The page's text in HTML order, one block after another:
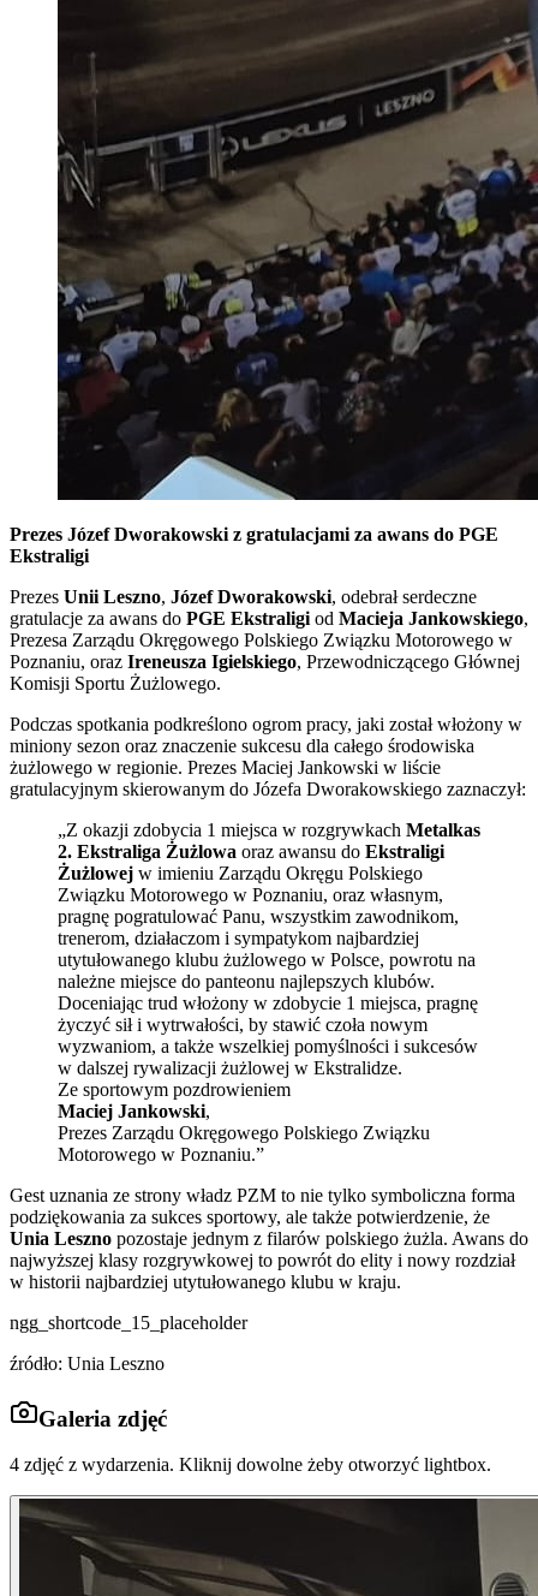
Prezes Józef Dworakowski z gratulacjami za awans do PGE
Ekstraligi
Prezes Unii Leszno, Józef Dworakowski, odebrał serdeczne
gratulacje za awans do PGE Ekstraligi od Macieja Jankowskiego,
Prezesa Zarządu Okręgowego Polskiego Związku Motorowego w
Poznaniu, oraz Ireneusza Igielskiego, Przewodniczącego Głównej
Komisji Sportu Żużlowego.
Podczas spotkania podkreślono ogrom pracy, jaki został włożony w
miniony sezon oraz znaczenie sukcesu dla całego środowiska
żużlowego w regionie. Prezes Maciej Jankowski w liście
gratulacyjnym skierowanym do Józefa Dworakowskiego zaznaczył:
„Z okazji zdobycia 1 miejsca w rozgrywkach Metalkas
2. Ekstraliga Żużlowa oraz awansu do Ekstraligi
Żużlowej w imieniu Zarządu Okręgu Polskiego
Związku Motorowego w Poznaniu, oraz własnym,
pragnę pogratulować Panu, wszystkim zawodnikom,
trenerom, działaczom i sympatykom najbardziej
utytułowanego klubu żużlowego w Polsce, powrotu na
należne miejsce do panteonu najlepszych klubów.
Doceniając trud włożony w zdobycie 1 miejsca, pragnę
życzyć sił i wytrwałości, by stawić czoła nowym
wyzwaniom, a także wszelkiej pomyślności i sukcesów
w dalszej rywalizacji żużlowej w Ekstralidze.
Ze sportowym pozdrowieniem
Maciej Jankowski,
Prezes Zarządu Okręgowego Polskiego Związku
Motorowego w Poznaniu.”
Gest uznania ze strony władz PZM to nie tylko symboliczna forma
podziękowania za sukces sportowy, ale także potwierdzenie, że
Unia Leszno pozostaje jednym z filarów polskiego żużla. Awans do
najwyższej klasy rozgrywkowej to powrót do elity i nowy rozdział
w historii najbardziej utytułowanego klubu w kraju.
ngg_shortcode_15_placeholder
źródło: Unia Leszno
Galeria zdjęć
4 zdjęć z wydarzenia. Kliknij dowolne żeby otworzyć lightbox.